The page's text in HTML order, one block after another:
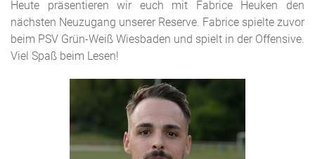
Heute präsentieren wir euch mit Fabrice Heuken den
nächsten Neuzugang unserer Reserve. Fabrice spielte zuvor
beim PSV Grün-Weiß Wiesbaden und spielt in der Offensive.
Viel Spaß beim Lesen!